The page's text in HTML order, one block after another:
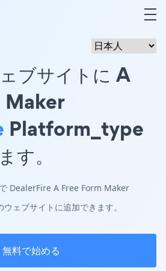
ブサイトに A
Maker
Platform_type
す。
DealerFire A Free Form Maker
ェブサイトに追加できます。
無料で始める